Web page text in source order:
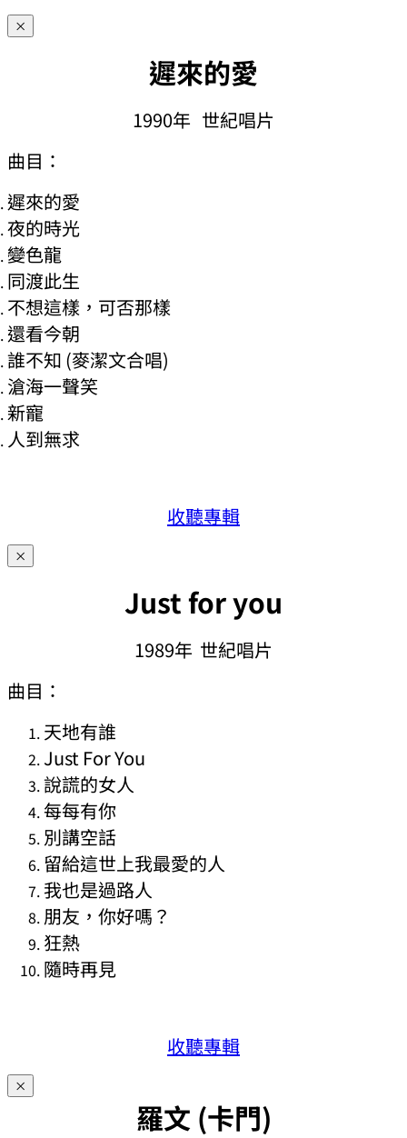
×
遲來的愛
1990年 世紀唱片
曲目：
遲來的愛
夜的時光
變色龍
同渡此生
不想這樣，可否那樣
還看今朝
誰不知 (麥潔文合唱)
滄海一聲笑
新寵
人到無求
收聽專輯
×
Just for you
1989年 世紀唱片
曲目：
天地有誰
Just For You
說謊的女人
每每有你
別講空話
留給這世上我最愛的人
我也是過路人
朋友，你好嗎？
狂熱
隨時再見
收聽專輯
×
羅文 (卡門)